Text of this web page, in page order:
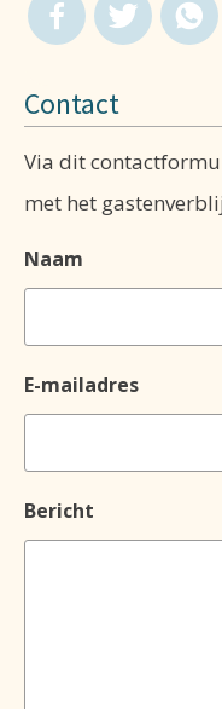
Contact
Via dit
met het
Naam
E-mailadres
Bericht